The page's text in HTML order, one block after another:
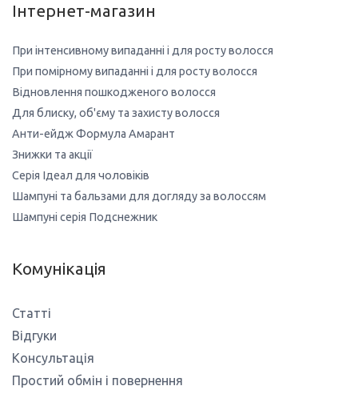
Інтернет-магазин
При інтенсивному випаданні і для росту волосся
При помірному випаданні і для росту волосся
Відновлення пошкодженого волосся
Для блиску, об'єму та захисту волосся
Анти-ейдж Формула Амарант
Знижки та акції
Серія Ідеал для чоловіків
Шампуні та бальзами для догляду за волоссям
Шампуні серія Подснежник
Комунікація
Статті
Відгуки
Консультація
Простий обмін і повернення